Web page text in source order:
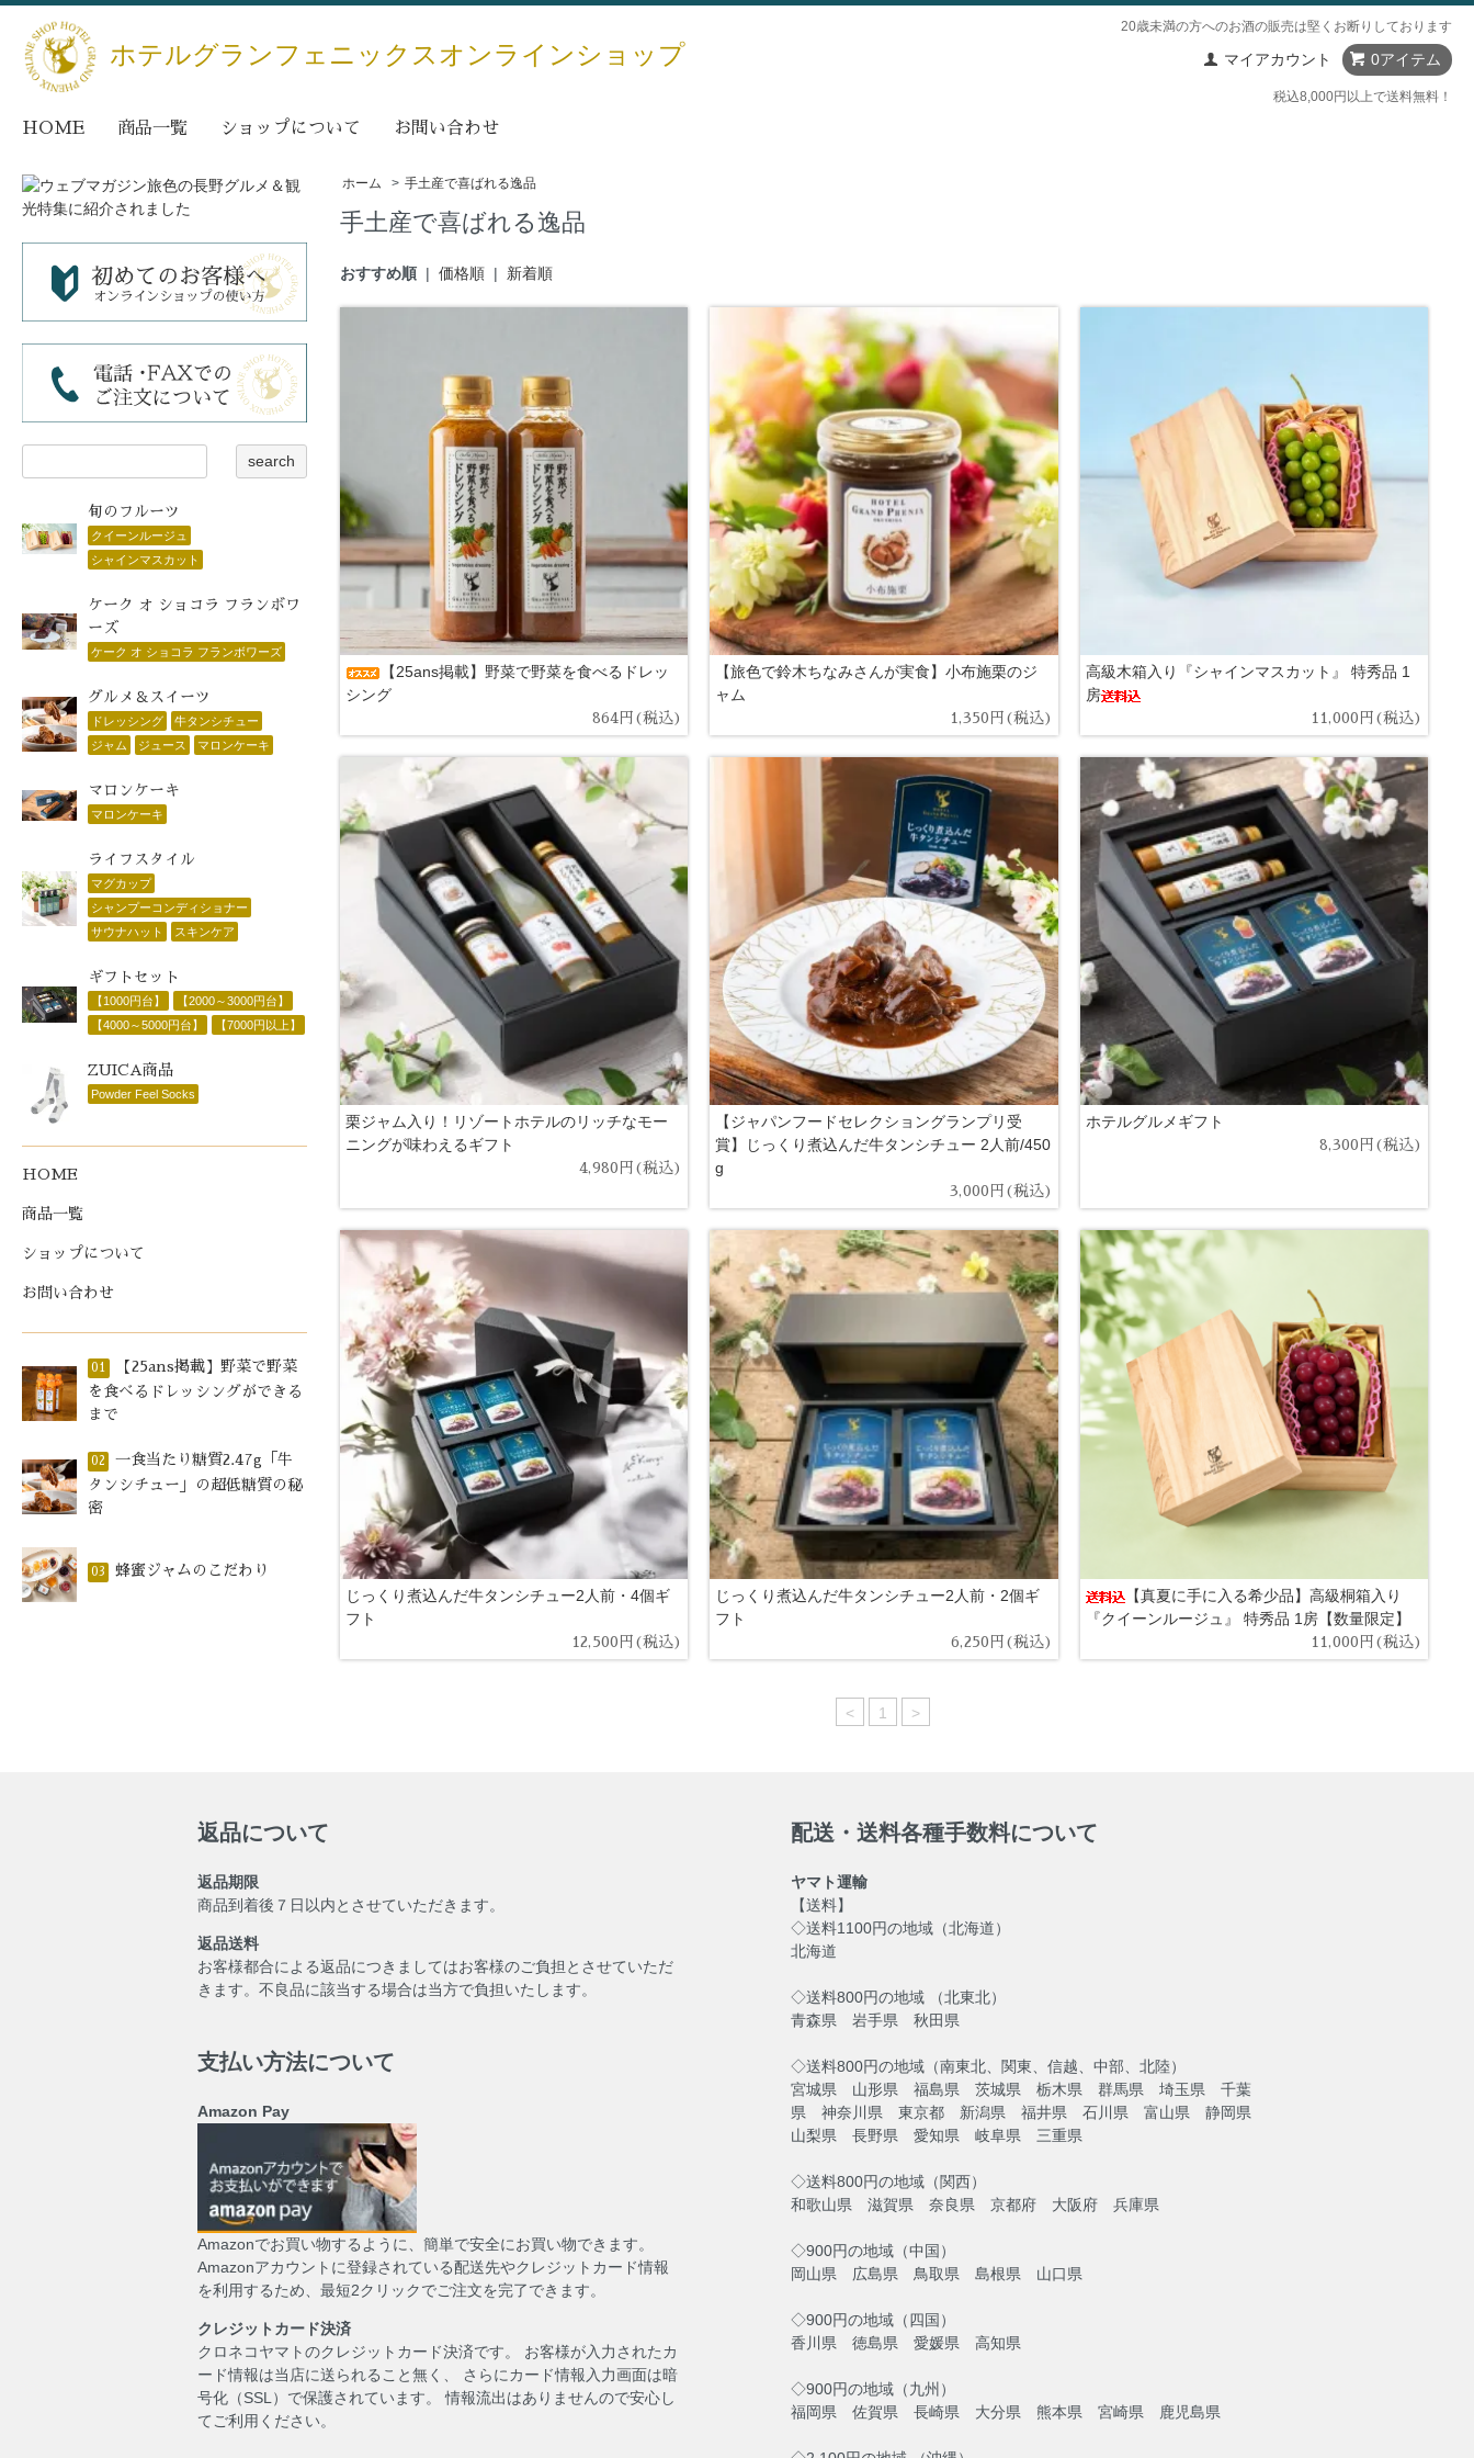
ホテルグランフェニックスオンラインショップ
20歳未満の方へのお酒の販売は堅くお断りしております
マイアカウント 0アイテム
税込8,000円以上で送料無料！
HOME 商品一覧 ショップについて お問い合わせ
旬のフルーツ
クイーンルージュ
シャインマスカット
ケーク オ ショコラ フランボワ
ーズ
ケーク オ ショコラ フランボワーズ
グルメ＆スイーツ
ドレッシング
牛タンシチュー
ジャム
ジュース マロンケーキ
マロンケーキ
マロンケーキ
ライフスタイル
マグカップ
シャンプーコンディショナー
サウナハット
スキンケア
ギフトセット
【1000円台】
【2000～3000円台】
【4000～5000円台】
【7000円以上】
ZUICA商品
Powder Feel Socks
HOME
商品一覧
ショップについて
お問い合わせ
01
【25ans掲載】野菜で野菜
を食べるドレッシングができる
まで
02
一食当たり糖質2.47g「牛
タンシチュー」の超低糖質の秘
密
03 蜂蜜ジャムのこだわり
ホーム > 手土産で喜ばれる逸品
手土産で喜ばれる逸品
おすすめ順 |価格順 | 新着順
【25ans掲載】野菜で野菜を食べるドレッ
シング
864円(税込)
【旅色で鈴木ちなみさんが実食】小布施栗のジ
ャム
1,350円(税込)
高級木箱入り『シャインマスカット』 特秀品 1
房
11,000円(税込)
栗ジャム入り！リゾートホテルのリッチなモー
ニングが味わえるギフト
4,980円(税込)
【ジャパンフードセレクショングランプリ受
賞】じっくり煮込んだ牛タンシチュー 2人前/450
g
3,000円(税込)
ホテルグルメギフト
8,300円(税込)
じっくり煮込んだ牛タンシチュー2人前・4個ギ
フト
12,500円(税込)
じっくり煮込んだ牛タンシチュー2人前・2個ギ
フト
6,250円(税込)
【真夏に手に入る希少品】高級桐箱入り
『クイーンルージュ』 特秀品 1房【数量限定】
11,000円(税込)
< 1 >
返品について
返品期限
商品到着後７日以内とさせていただきます。
返品送料
お客様都合による返品につきましてはお客様のご負担とさせていただ
きます。不良品に該当する場合は当方で負担いたします。
支払い方法について
Amazon Pay
Amazonでお買い物するように、簡単で安全にお買い物できます。
Amazonアカウントに登録されている配送先やクレジットカード情報
を利用するため、最短2クリックでご注文を完了できます。
クレジットカード決済
クロネコヤマトのクレジットカード決済です。 お客様が入力されたカ
ード情報は当店に送られること無く、 さらにカード情報入力画面は暗
号化（SSL）で保護されています。 情報流出はありませんので安心し
てご利用ください。
配送・送料各種手数料について
ヤマト運輸
【送料】
◇送料1100円の地域（北海道）
北海道
◇送料800円の地域 （北東北）
青森県 岩手県 秋田県
◇送料800円の地域（南東北、関東、信越、中部、北陸）
宮城県 山形県 福島県 茨城県 栃木県 群馬県 埼玉県 千葉
県 神奈川県 東京都 新潟県 福井県 石川県 富山県 静岡県
山梨県 長野県 愛知県 岐阜県 三重県
◇送料800円の地域（関西）
和歌山県 滋賀県 奈良県 京都府 大阪府 兵庫県
◇900円の地域（中国）
岡山県 広島県 鳥取県 島根県 山口県
◇900円の地域（四国）
香川県 徳島県 愛媛県 高知県
◇900円の地域（九州）
福岡県 佐賀県 長崎県 大分県 熊本県 宮崎県 鹿児島県